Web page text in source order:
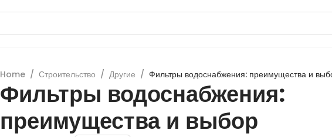
Home / Строительство / Другие / Фильтры водоснабжения: преимущества и
Фильтры водоснабжения:
преимущества и выбор